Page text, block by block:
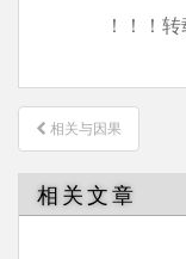
！！！
文
章
导
航
相关与因果
相关文章